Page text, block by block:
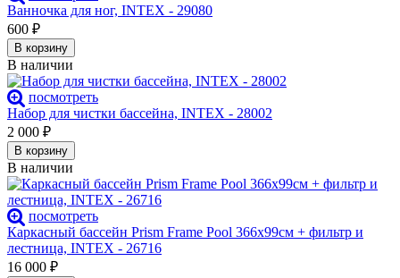
Ванночка для ног, INTEX - 29080
600 ₽
В корзину
В наличии
посмотреть
Набор для чистки бассейна, INTEX - 28002
2 000 ₽
В корзину
В наличии
посмотреть
Каркасный бассейн Prism Frame Pool 366х99см + фильтр и
лестница, INTEX - 26716
16 000 ₽